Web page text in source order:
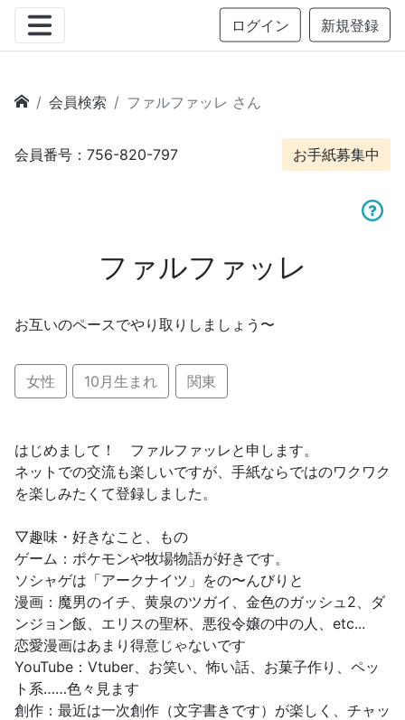
ログイン 新規登録
会員検索 ファルファッレ さん
会員番号：756-820-797 お手紙募集中
ファルファッレ
お互いのペースでやり取りしましょう〜
女性 10月生まれ 関東
はじめまして！ ファルファッレと申します。
ネットでの交流も楽しいですが、手紙ならではのワクワク
を楽しみたくて登録しました。
​▽趣味・好きなこと、もの
​ゲーム：ポケモンや牧場物語が好きです。
ソシャゲは「アークナイツ」をの〜んびりと
漫画：魔男のイチ、黄泉のツガイ、金色のガッシュ2、ダ
ンジョン飯、エリスの聖杯、悪役令嬢の中の人、etc...
恋愛漫画はあまり得意じゃないです
​YouTube：Vtuber、お笑い、怖い話、お菓子作り、ペッ
ト系……色々見ます
​創作：最近は一次創作（文字書きです）が楽しく、チャッ